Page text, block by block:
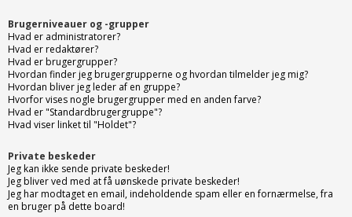
Brugerniveauer og -grupper
Hvad er administratorer?
Hvad er redaktører?
Hvad er brugergrupper?
Hvordan finder jeg brugergrupperne og hvordan tilmelder jeg mig?
Hvordan bliver jeg leder af en gruppe?
Hvorfor vises nogle brugergrupper med en anden farve?
Hvad er "Standardbrugergruppe"?
Hvad viser linket til "Holdet"?
Private beskeder
Jeg kan ikke sende private beskeder!
Jeg bliver ved med at få uønskede private beskeder!
Jeg har modtaget en email, indeholdende spam eller en fornærmelse, fra
en bruger på dette board!